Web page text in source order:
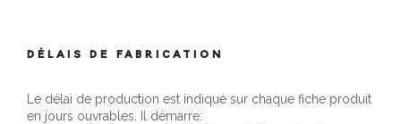
DÉLAIS DE FABRICATION
Le délai de production est indiqué sur chaque fiche produit
en jours ouvrables. Il démarre: